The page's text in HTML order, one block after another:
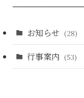
お知らせ (28)
行事案内 (53)